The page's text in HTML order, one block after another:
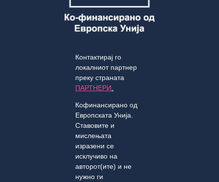
Контактирај го
локалниот партнер
преку страната
ПАРТНЕРИ
Кофинансирано од
Европската Унија.
Ставовите и
мислењата
изразени се
исклучиво на
авторот(ите) и не
нужно ги